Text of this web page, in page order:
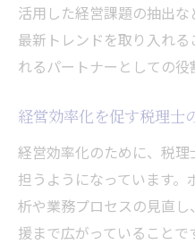
税理士360構想
会計ソフト活用で広
税理士が会計ソ
会計ソフト導入
税理士の業務改
税理士の視点で
税理士構想と会
活用した経営課題の抽出
最新トレンドを取り入れ
れるパートナーとしての役
経営効率化を促す税理士
経営効率化のために、税
担うようになっています
析や業務プロセスの見直
援まで広がっていること